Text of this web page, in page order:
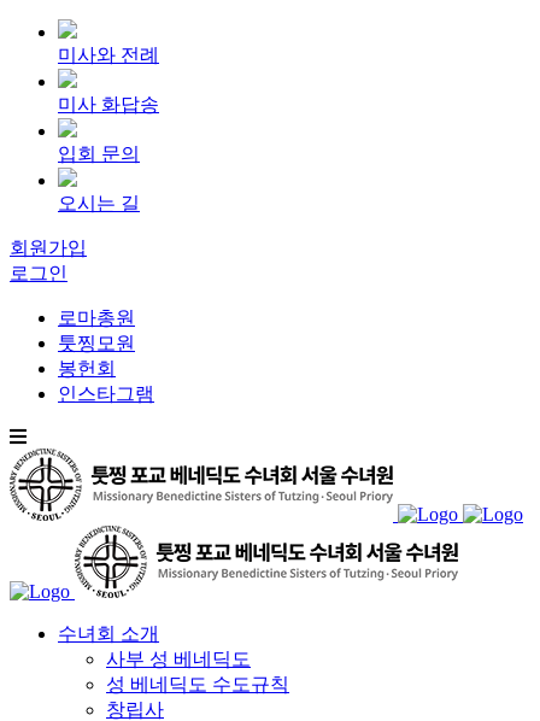
미사와 전례
미사 화답송
입회 문의
오시는 길
회원가입
로그인
로마총원
툿찡모원
봉헌회
인스타그램
수녀회 소개
사부 성 베네딕도
성 베네딕도 수도규칙
창립사